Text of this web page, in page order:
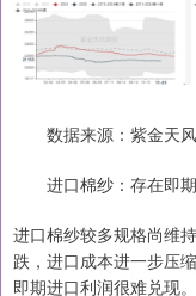
数据来源：紫金天风
进口棉纱：存在即期
进口棉纱较多规格尚维
跌，进口成本进一步压
即期进口利润很难兑现。